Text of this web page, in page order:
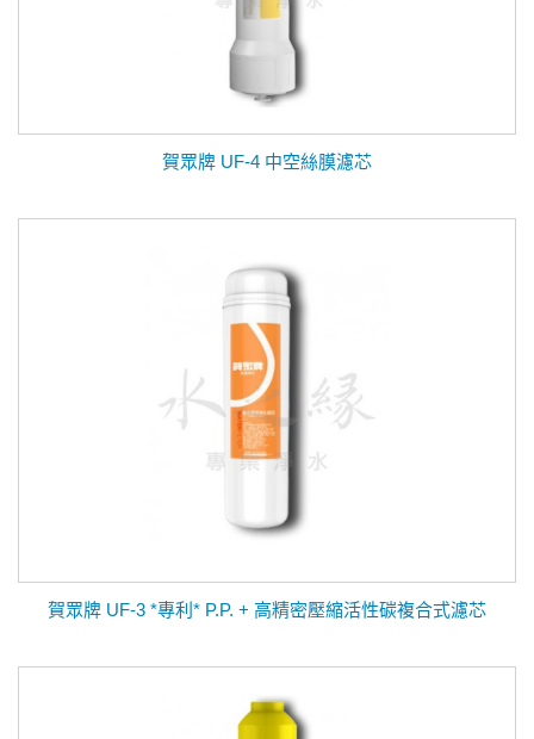
賀眾牌 UF-4 中空絲膜濾芯
賀眾牌 UF-3 *專利* P.P. + 高精密壓縮活性碳複合式濾芯